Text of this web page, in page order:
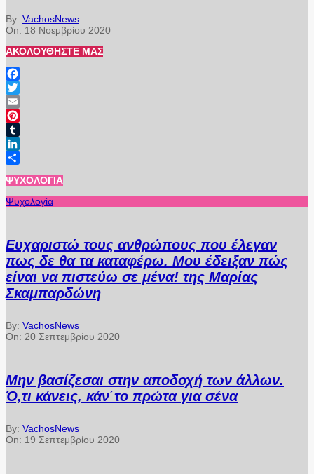
By: VachosNews
On: 18 Νοεμβρίου 2020
ΑΚΟΛΟΥΘΉΣΤΕ ΜΑΣ
Facebook
Twitter
Email
Pinterest
Tumblr
LinkedIn
ΨΥΧΟΛΟΓΊΑ
Ψυχολογία
Ευχαριστώ τους ανθρώπους που έλεγαν
πως δε θα τα καταφέρω. Μου έδειξαν πώς
είναι να πιστεύω σε μένα! της Μαρίας
Σκαμπαρδώνη
By: VachosNews
On: 20 Σεπτεμβρίου 2020
Μην βασίζεσαι στην αποδοχή των άλλων.
Ό,τι κάνεις, κάν΄το πρώτα για σένα
By: VachosNews
On: 19 Σεπτεμβρίου 2020